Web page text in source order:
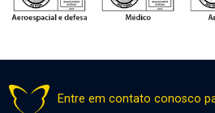
Entre em contato conosco